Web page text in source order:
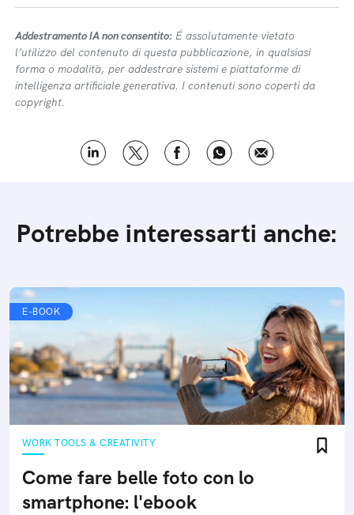
Addestramento IA non consentito: É assolutamente vietato
l’utilizzo del contenuto di questa pubblicazione, in qualsiasi
forma o modalità, per addestrare sistemi e piattaforme di
intelligenza artificiale generativa. I contenuti sono coperti da
copyright.
Potrebbe interessarti anche:
E-BOOK
WORK TOOLS & CREATIVITY
Come fare belle foto con lo
smartphone: l'ebook